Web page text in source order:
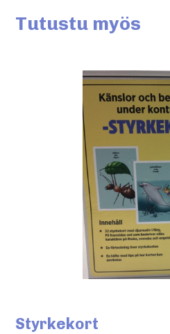
Tutustu myös
Styrkekort